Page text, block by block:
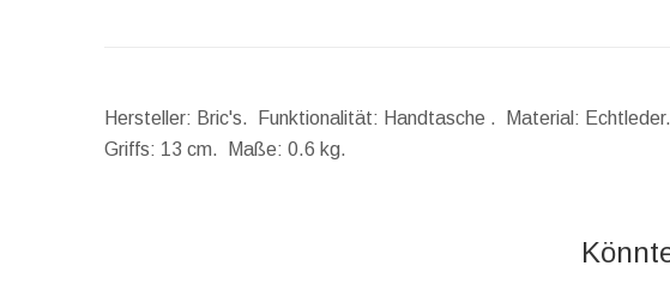
Hersteller: Bric's. Funktionalität: Handtasche . Material:
Griffs: 13 cm. Maße: 0.6 kg.